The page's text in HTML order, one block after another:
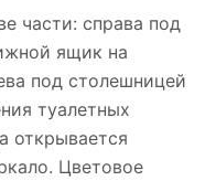
части: справа под
ящик на
под столешницей
туалетных
открывается
Цветовое